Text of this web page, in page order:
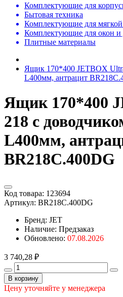
Комплектующие для
Бытовая техника
Комплектующие для
Комплектующие для окон и
Плитные материалы
Ящик 170*400 JETBOX
L400мм, антрацит
Ящик 170*400
218 с
L400мм,
BR218С.400DG
Код товара: 123694
Артикул: BR218C.400DG
Бренд: JET
Наличие: Предзаказ
Обновлено: 07.08.2026
3 740,28 ₽
В корзину
Цену уточняйте у менеджера